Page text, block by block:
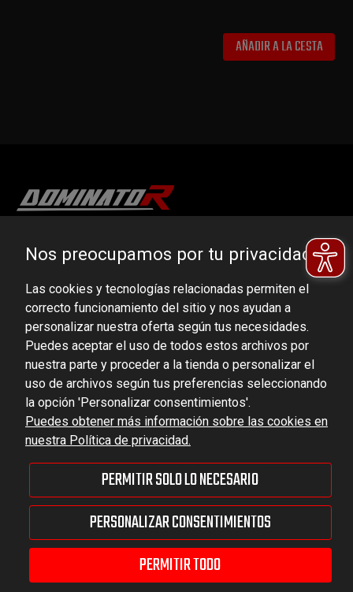
AÑADIR A LA CESTA
DOMINATOR GROUP Sp. z o.o.
VAT ID No.: 6521751083
dominator@dominator.pl
© Copyright 2022 | Dominator Group Sp. z o. o.
MOSTRAR LA VERSIÓN COMPLETA DEL SITIO
Nos preocupamos por tu privacidad.
Las cookies y tecnologías relacionadas permiten el
correcto funcionamiento del sitio y nos ayudan a
personalizar nuestra oferta según tus necesidades.
Puedes aceptar el uso de todos estos archivos por
nuestra parte y proceder a la tienda o personalizar el
uso de archivos según tus preferencias seleccionando
la opción 'Personalizar consentimientos'.
Puedes obtener más información sobre las cookies en
nuestra Política de privacidad.
PERMITIR SOLO LO NECESARIO
PERSONALIZAR CONSENTIMIENTOS
PERMITIR TODO